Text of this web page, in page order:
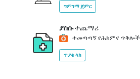
ግምገማ ጀምር
ያስሱተጨማሪ
ተመጣጣኝ የሕክምና ጥቅሎች
ጥያቄ ላክ